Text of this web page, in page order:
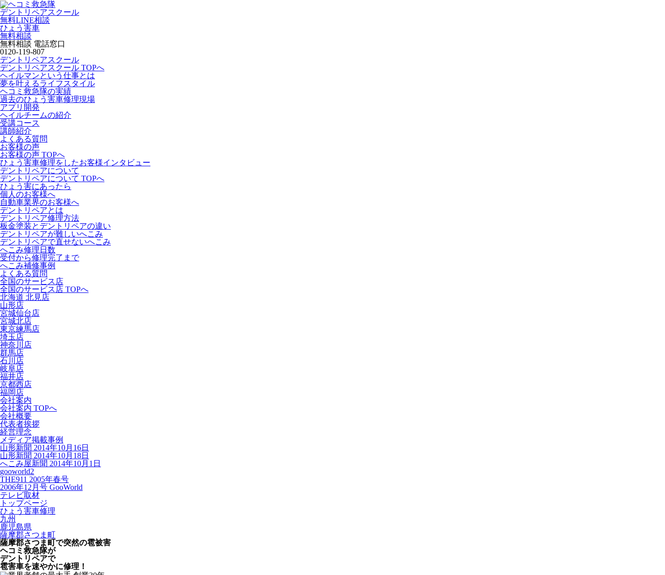
デントリペアスクール
無料LINE相談
ひょう害車
無料相談
無料相談 電話窓口
0120-119-807
デントリペアスクール
デントリペアスクール TOPへ
ヘイルマンという仕事とは
夢を叶えるライフスタイル
ヘコミ救急隊の実績
過去のひょう害車修理現場
アプリ開発
ヘイルチームの紹介
受講コース
講師紹介
よくある質問
お客様の声
お客様の声 TOPへ
ひょう害車修理をしたお客様インタビュー
デントリペアについて
デントリペアについて TOPへ
ひょう害にあったら
個人のお客様へ
自動車業界のお客様へ
デントリペアとは
デントリペア修理方法
板金塗装とデントリペアの違い
デントリペアが難しいへこみ
デントリペアで直せないへこみ
へこみ修理日数
受付から修理完了まで
へこみ補修事例
よくある質問
全国のサービス店
全国のサービス店 TOPへ
北海道 北見店
山形店
宮城仙台店
宮城北店
東京練馬店
埼玉店
神奈川店
群馬店
石川店
岐阜店
福井店
京都西店
福岡店
会社案内
会社案内 TOPへ
会社概要
代表者挨拶
経営理念
メディア掲載事例
山形新聞 2014年10月16日
山形新聞 2014年10月18日
へこみ屋新聞 2014年10月1日
gooworld2
THE911 2005年春号
2006年12月号 GooWorld
テレビ取材
トップページ
ひょう害車修理
九州
鹿児島県
薩摩郡さつま町
薩摩郡さつま町で突然の雹被害
ヘコミ救急隊が
デントリペアで
雹害車を速やかに修理！